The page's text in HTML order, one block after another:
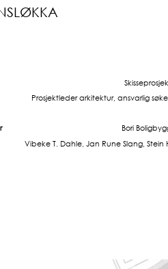
Prosjektleder arkitektur, ansvarlig
Bori
Vibeke T. Dahle, Jan Rune Slang,